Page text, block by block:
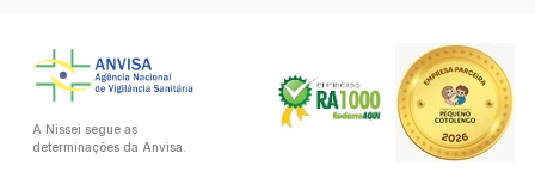
A Nissei segue as
determinações da Anvisa.